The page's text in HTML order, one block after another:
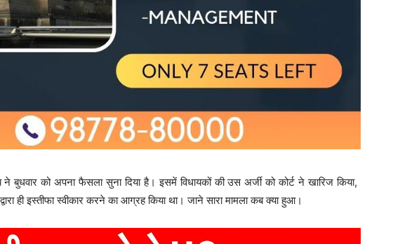
बुधवार को अपना फैसला सुना दिया है। इसमें विधायकों की उस अर्जी को कोर्ट ने खारिज किया,
ही इस्तीफा स्वीकार करने का आग्रह किया था। जाने सारा मामला कब क्या हुआ।